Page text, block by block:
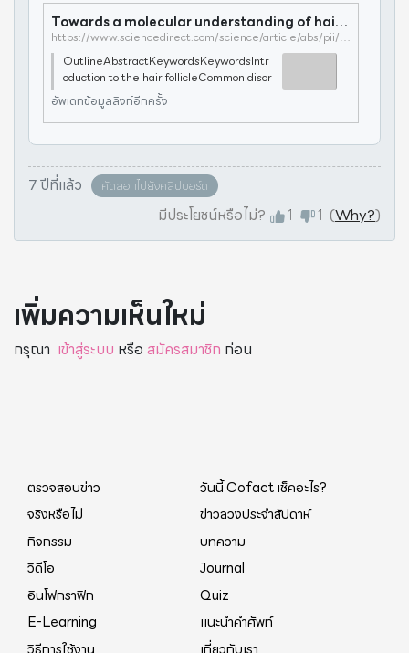
Towards a molecular understanding of hair loss and its treatment
https://www.sciencedirect.com/science/article/abs/pii/S1471491401020275
OutlineAbstractKeywordsKeywordsIntr
oduction to the hair follicleCommon disor
ders of hair growthPossible treatment s
trategiesMolecular mechanisms regulat
ing hair follicle morphogenesisMolecular
mechani
อัพเดทข้อมูลลิงก์อีกครั้ง
7 ปีที่แล้ว คัดลอกไปยังคลิปบอร์ด
มีประโยชน์หรือไม่? 1 1 (Why?)
เพิ่มความเห็นใหม่
กรุณา เข้าสู่ระบบ หรือ สมัครสมาชิก ก่อน
ตรวจสอบข่าว
วันนี้ Cofact เช็คอะไร?
จริงหรือไม่
ข่าวลวงประจำสัปดาห์
กิจกรรม
บทความ
วิดีโอ
Journal
อินโฟกราฟิก
Quiz
E-Learning
แนะนำคำศัพท์